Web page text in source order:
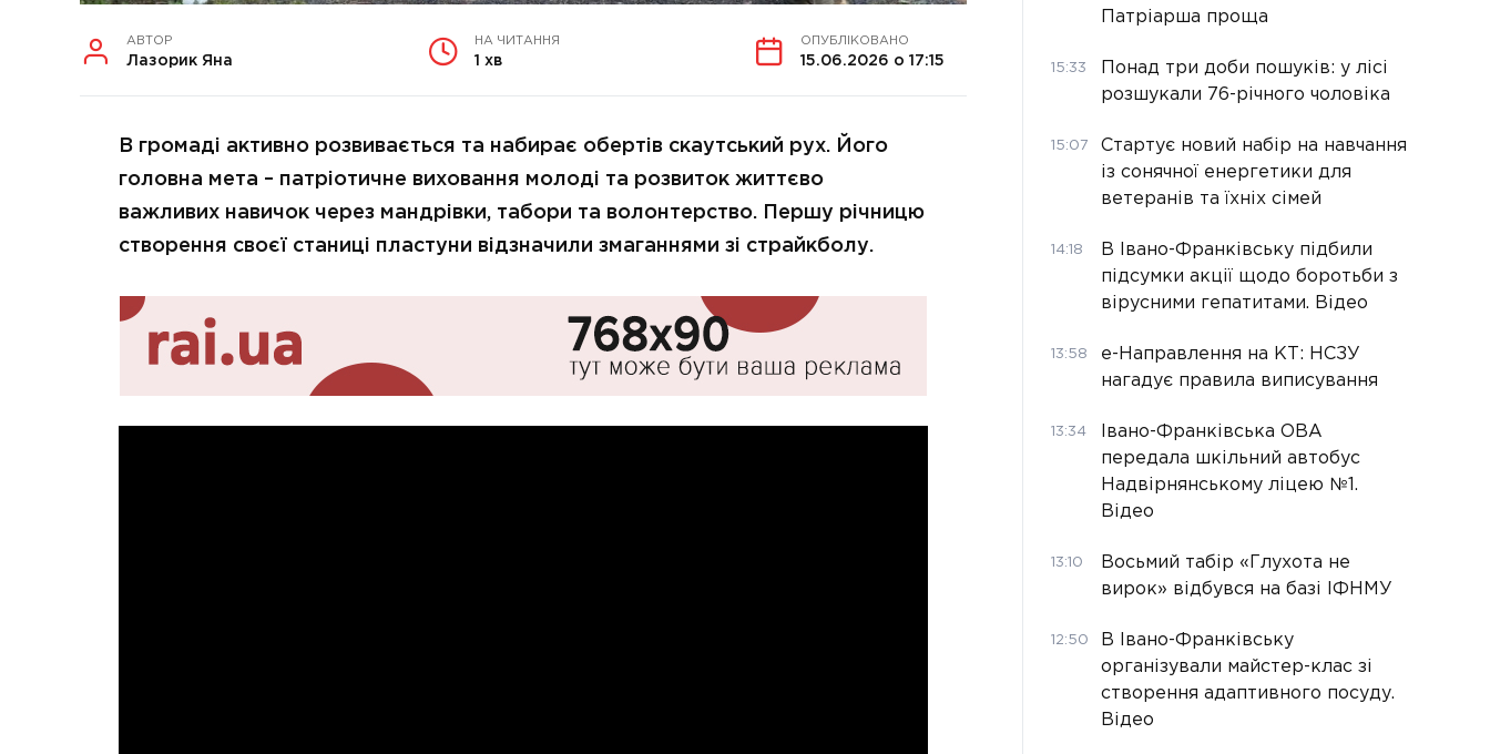
АВТОР
Лазорик Яна
НА ЧИТАННЯ
1 хв
ОПУБЛІКОВАНО
15.06.2026 о 17:15
В громаді активно розвивається та набирає обертів скаутський рух. Його
головна мета – патріотичне виховання молоді та розвиток життєво
важливих навичок через мандрівки, табори та волонтерство. Першу річницю
створення своєї станиці пластуни відзначили змаганнями зі страйкболу.
Патріарша проща
15:33
Понад три доби пошуків: у лісі
розшукали 76-річного чоловіка
15:07
Стартує новий набір на навчання
із сонячної енергетики для
ветеранів та їхніх сімей
14:18
В Івано-Франківську підбили
підсумки акції щодо боротьби з
вірусними гепатитами. Відео
13:58
е-Направлення на КТ: НСЗУ
нагадує правила виписування
13:34
Івано-Франківська ОВА
передала шкільний автобус
Надвірнянському ліцею №1.
Відео
13:10
Восьмий табір «Глухота не
вирок» відбувся на базі ІФНМУ
12:50
В Івано-Франківську
організували майстер-клас зі
створення адаптивного посуду.
Відео